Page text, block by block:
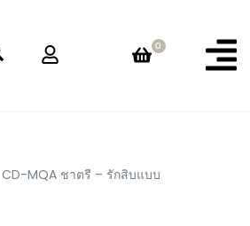
0
CD-MQA ชาตรี – รักสิบแบบ